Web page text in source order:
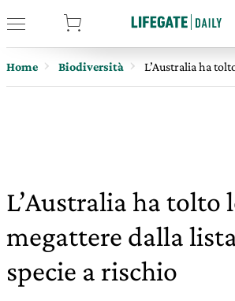
Home Biodiversità L’Australia ha
L’Australia ha tolto
megattere dalla
specie a rischio